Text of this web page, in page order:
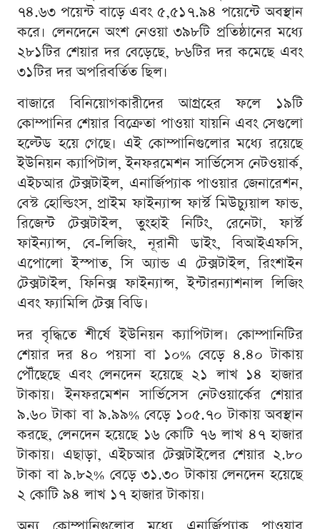
৭৪.৬৩ পয়েন্ট বাড়ে এবং ৫,৫১৭.৯৪ পয়েন্টে অবস্থান
করে। লেনদেনে অংশ নেওয়া ৩৯৮টি প্রতিষ্ঠানের মধ্যে
২৮১টির শেয়ার দর বেড়েছে, ৮৬টির দর কমেছে এবং
৩১টির দর অপরিবর্তিত ছিল।
বাজারে বিনিয়োগকারীদের আগ্রহের ফলে ১৯টি
কোম্পানির শেয়ার বিক্রেতা পাওয়া যায়নি এবং সেগুলো
হল্টেড হয়ে গেছে। এই কোম্পানিগুলোর মধ্যে রয়েছে
ইউনিয়ন ক্যাপিটাল, ইনফরমেশন সার্ভিসেস নেটওয়ার্ক,
এইচআর টেক্সটাইল, এনার্জিপ্যাক পাওয়ার জেনারেশন,
বেস্ট হোল্ডিংস, প্রাইম ফাইন্যান্স ফার্স্ট মিউচ্যুয়াল ফান্ড,
রিজেন্ট টেক্সটাইল, তুংহাই নিটিং, রেনেটা, ফার্স্ট
ফাইন্যান্স, বে-লিজিং, নূরানী ডাইং, বিআইএফসি,
এপোলো ইস্পাত, সি অ্যান্ড এ টেক্সটাইল, রিংশাইন
টেক্সটাইল, ফিনিক্স ফাইন্যান্স, ইন্টারন্যাশনাল লিজিং
এবং ফ্যামিলি টেক্স বিডি।
দর বৃদ্ধিতে শীর্ষে ইউনিয়ন ক্যাপিটাল। কোম্পানিটির
শেয়ার দর ৪০ পয়সা বা ১০% বেড়ে ৪.৪০ টাকায়
পৌঁছেছে এবং লেনদেন হয়েছে ২১ লাখ ১৪ হাজার
টাকায়। ইনফরমেশন সার্ভিসেস নেটওয়ার্কের শেয়ার
৯.৬০ টাকা বা ৯.৯৯% বেড়ে ১০৫.৭০ টাকায় অবস্থান
করছে, লেনদেন হয়েছে ১৬ কোটি ৭৬ লাখ ৪৭ হাজার
টাকায়। এছাড়া, এইচআর টেক্সটাইলের শেয়ার ২.৮০
টাকা বা ৯.৮২% বেড়ে ৩১.৩০ টাকায় লেনদেন হয়েছে
২ কোটি ৯৪ লাখ ১৭ হাজার টাকায়।